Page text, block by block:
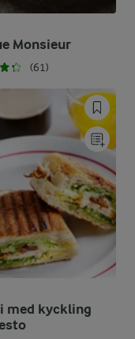
Monsieur
(61)
med kyckling